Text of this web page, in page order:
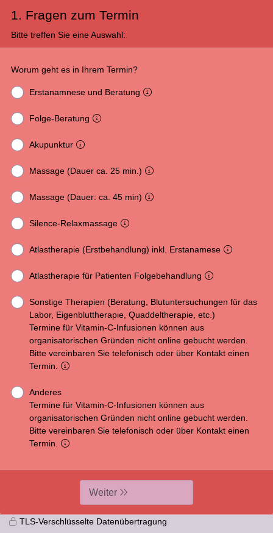
1. Fragen zum Termin
Bitte treffen Sie eine Auswahl:
Worum geht es in Ihrem Termin?
Erstanamnese und Beratung
Folge-Beratung
Akupunktur
Massage (Dauer ca. 25 min.)
Massage (Dauer: ca. 45 min)
Silence-Relaxmassage
Atlastherapie (Erstbehandlung) inkl. Erstanamese
Atlastherapie für Patienten Folgebehandlung
Sonstige Therapien (Beratung, Blutuntersuchungen für das
Labor, Eigenbluttherapie, Quaddeltherapie, etc.)
Termine für Vitamin-C-Infusionen können aus
organisatorischen Gründen nicht online gebucht werden.
Bitte vereinbaren Sie telefonisch oder über Kontakt einen
Termin.
Anderes
Termine für Vitamin-C-Infusionen können aus
organisatorischen Gründen nicht online gebucht werden.
Bitte vereinbaren Sie telefonisch oder über Kontakt einen
Termin.
Weiter
TLS-Verschlüsselte Datenübertragung